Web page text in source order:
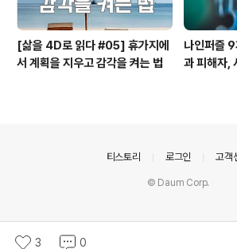
[삶을 4D로 읽다 #05] 휴가지에
서 계획을 지우고 감각을 켜는 법
나인퍼즐
과 피해자,
3 0
티스토리 로그인 고객
© Daum Corp.